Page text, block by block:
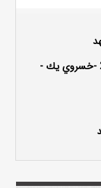
آدرس : قاسم آباد - بلوار ميثاق - ميثاق 20 -خسروي يك -